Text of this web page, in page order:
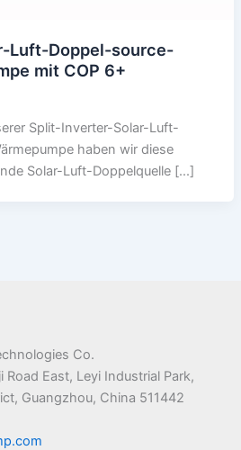
Luft-Doppel-source-
mit COP 6+
Split-Inverter-Solar-Luft-
haben wir diese
Solar-Luft-Doppelquelle [...]
Co.
Road East, Leyi Industrial Park,
Guangzhou, China 511442